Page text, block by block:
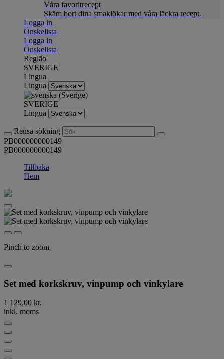
Våra favoritrecept
Skäm bort dina smaklökar med våra läckra recept.
Logga in
Önskelista
Logga in
Önskelista
Região
SVERIGE
Lingua
Lingua
SVERIGE
Lingua
Rensa sökning
PB000000000149
PB000000000149
Tillbaka
Hem
Pinch to zoom
Set med korkskruv, vinpump och vinkylare
1 129,00 kr.
inkl. moms